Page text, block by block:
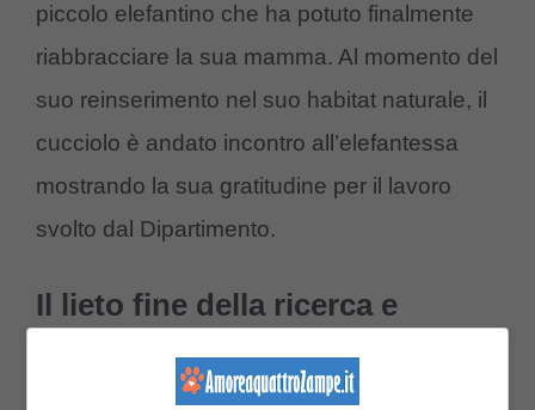
piccolo elefantino che ha potuto finalmente
riabbracciare la sua mamma. Al momento del
suo reinserimento nel suo habitat naturale, il
cucciolo è andato incontro all’elefantessa
mostrando la sua gratitudine per il lavoro
svolto dal Dipartimento.
Il lieto fine della ricerca e